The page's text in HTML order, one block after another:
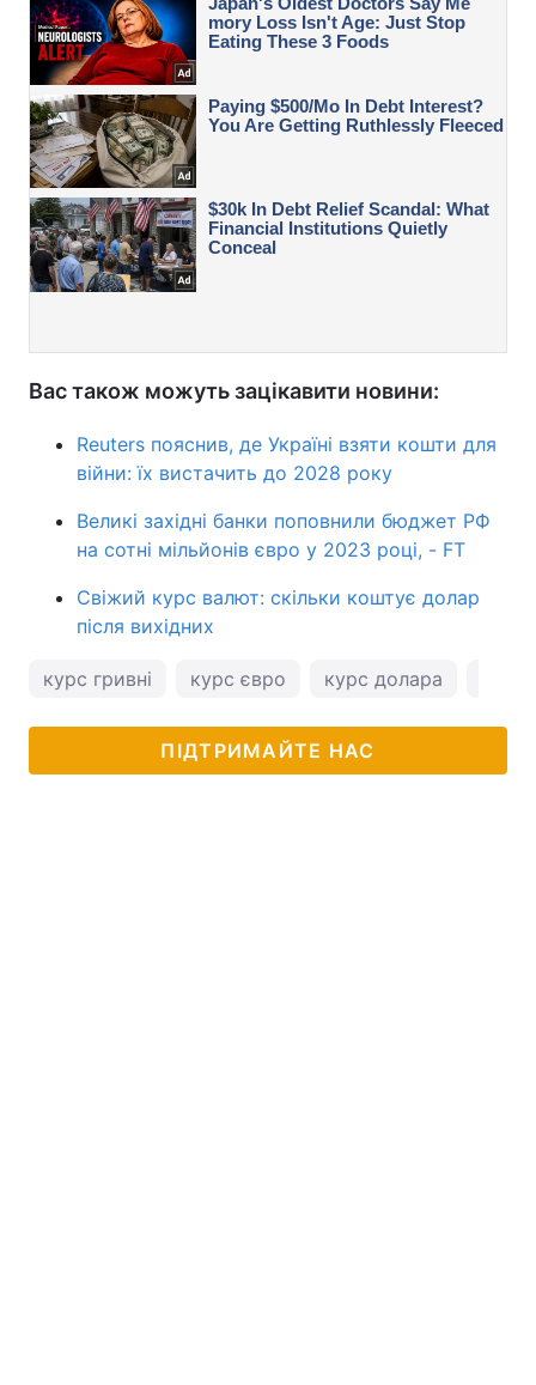
Вас також можуть зацікавити новини:
Reuters пояснив, де Україні взяти кошти для
війни: їх вистачить до 2028 року
Великі західні банки поповнили бюджет РФ
на сотні мільйонів євро у 2023 році, - FT
Свіжий курс валют: скільки коштує долар
після вихідних
курс гривні курс євро курс долара
ПІДТРИМАЙТЕ НАС